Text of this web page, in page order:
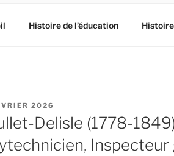
Histoire de l’éducation Histoire
2026
Delisle (1778-
Inspecteur